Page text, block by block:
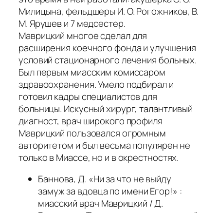
Милицына, фельдшеры И. О. Рогожников, В.
М. Ярушев и 7 медсестер.
Маврицкий многое сделал для
расширения коечного фонда и улучшения
условий стационарного лечения больных.
Был первым миасским комиссаром
здравоохранения. Умело подбирал и
готовил кадры специалистов для
больницы. Искусный хирург, талантливый
диагност, врач широкого профиля
Маврицкий пользовался огромным
авторитетом и был весьма популярен не
только в Миассе, но и в окрестностях.
Баннова, Д. «Ни за что не выйду
замуж за вдовца по имени Егор!» :
миасский врач Маврицкий / Д.